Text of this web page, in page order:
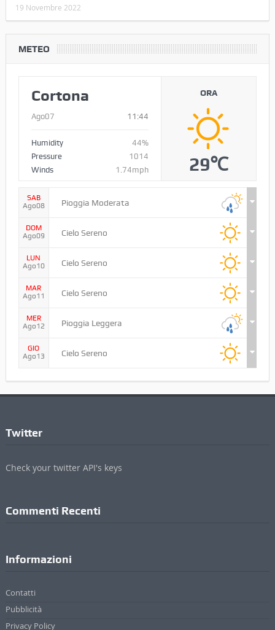
19 Novembre 2022
METEO
Cortona
Ago07 11:44
Humidity
44%
Pressure
1014
Winds
1.74mph
ORA
29℃
SAB
Ago08
Pioggia Moderata
DOM
Ago09
Cielo Sereno
LUN
Ago10
Cielo Sereno
MAR
Ago11
Cielo Sereno
MER
Ago12
Pioggia Leggera
GIO
Ago13
Cielo Sereno
Twitter
Check your twitter API's keys
Commenti Recenti
Informazioni
Contatti
Pubblicità
Privacy Policy